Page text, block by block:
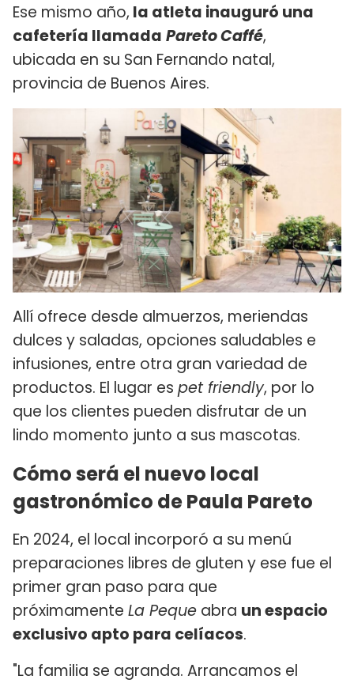
Ese mismo año, la atleta inauguró una
cafetería llamada Pareto Caffé,
ubicada en su San Fernando natal,
provincia de Buenos Aires.
Allí ofrece desde almuerzos, meriendas
dulces y saladas, opciones saludables e
infusiones, entre otra gran variedad de
productos. El lugar es pet friendly, por lo
que los clientes pueden disfrutar de un
lindo momento junto a sus mascotas.
Cómo será el nuevo local
gastronómico de Paula Pareto
En 2024, el local incorporó a su menú
preparaciones libres de gluten y ese fue el
primer gran paso para que
próximamente La Peque abra un espacio
exclusivo apto para celíacos.
"La familia se agranda. Arrancamos el